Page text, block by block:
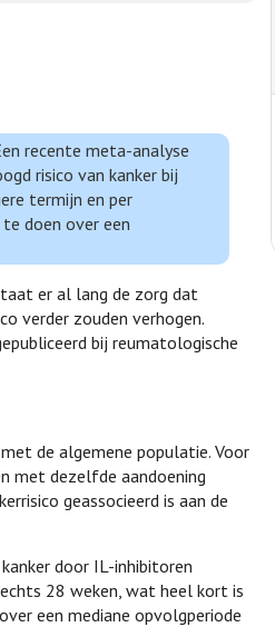
recente meta-analyse
risico van kanker bij
termijn en per
doen over een
er al lang de zorg dat
verder zouden verhogen.
bij reumatologische
de algemene populatie. Voor
met dezelfde aandoening
geassocieerd is aan de
door IL-inhibitoren
28 weken, wat heel kort is
een mediane opvolgperiode